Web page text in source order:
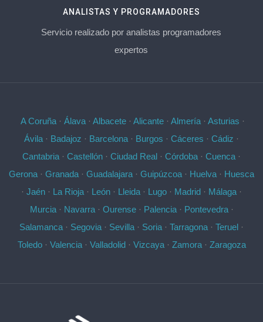
ANALISTAS Y PROGRAMADORES
Servicio realizado por analistas programadores
expertos
A Coruña· Álava· Albacete· Alicante· Almería· Asturias ·
Ávila · Badajoz · Barcelona · Burgos · Cáceres · Cádiz ·
Cantabria · Castellón · Ciudad Real · Córdoba · Cuenca ·
Gerona · Granada · Guadalajara · Guipúzcoa · Huelva · Huesca
· Jaén · La Rioja · León · Lleida · Lugo · Madrid · Málaga ·
Murcia· Navarra· Ourense· Palencia· Pontevedra·
Salamanca · Segovia · Sevilla · Soria · Tarragona · Teruel ·
Toledo· Valencia· Valladolid· Vizcaya· Zamora· Zaragoza